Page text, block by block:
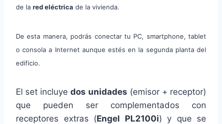
de la red eléctrica de la vivienda.
De esta manera, podrás conectar tu PC, smartphone, tablet
o consola a Internet aunque estés en la segunda planta del
edificio.
El set incluyedos unidades (emisor + receptor)
que pueden ser complementados con
receptores extras (Engel PL2100i) y que se